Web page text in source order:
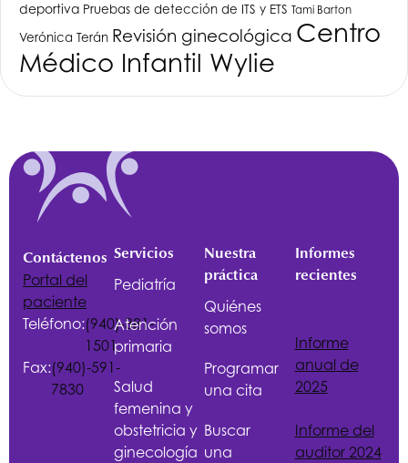
deportiva Pruebas de detección de ITS y ETS Tami Barton
Verónica Terán Revisión ginecológica Centro
Médico Infantil Wylie
Contáctenos
Portal del
paciente
Teléfono:(940)-381-
1501
Fax:(940)-591-
7830
Servicios
Pediatría
Atención
primaria
Salud
femenina y
obstetricia y
ginecología
Nuestra
práctica
Quiénes
somos
Programar
una cita
Buscar
una
Informes
recientes
Informe
anual de
2025
Informe del
auditor 2024